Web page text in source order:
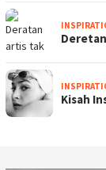
Kisah